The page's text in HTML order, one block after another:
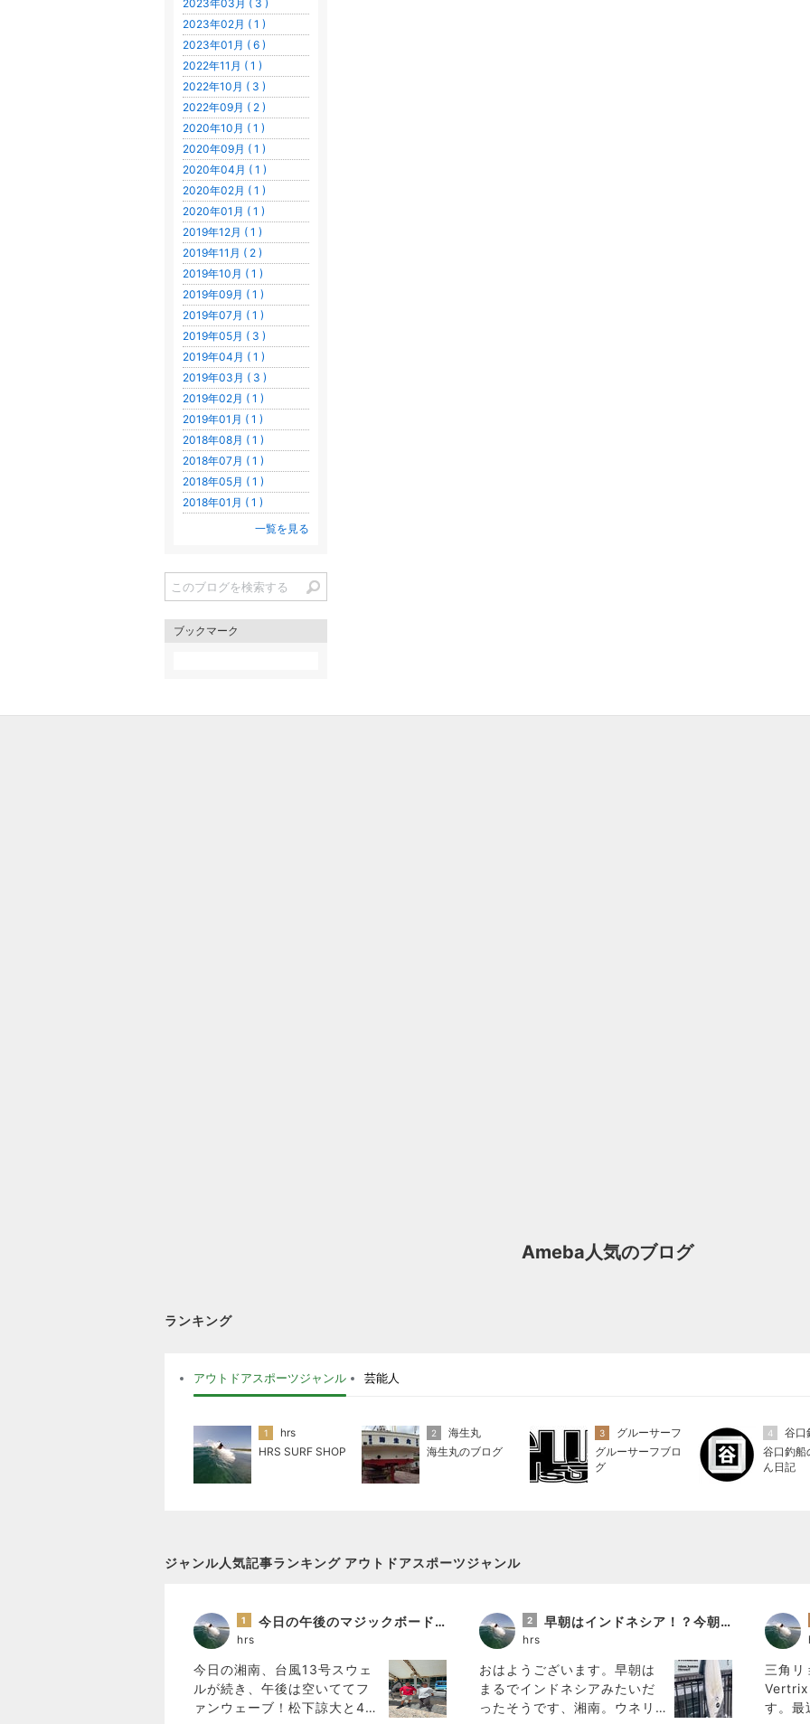
2023年03月 ( 3 )
2023年02月 ( 1 )
2023年01月 ( 6 )
2022年11月 ( 1 )
2022年10月 ( 3 )
2022年09月 ( 2 )
2020年10月 ( 1 )
2020年09月 ( 1 )
2020年04月 ( 1 )
2020年02月 ( 1 )
2020年01月 ( 1 )
2019年12月 ( 1 )
2019年11月 ( 2 )
2019年10月 ( 1 )
2019年09月 ( 1 )
2019年07月 ( 1 )
2019年05月 ( 3 )
2019年04月 ( 1 )
2019年03月 ( 3 )
2019年02月 ( 1 )
2019年01月 ( 1 )
2018年08月 ( 1 )
2018年07月 ( 1 )
2018年05月 ( 1 )
2018年01月 ( 1 )
一覧を見る
ブックマーク
Ameba人気のブログ
ランキング
アウトドアスポーツジャンル 芸能人
1
hrs
HRS SURF SHOP
2
海生丸
海生丸のブログ
3
グルーサーフ
グルーサーフブロ
グ
4
谷口釣船
ん日記
ジャンル人気記事ランキング アウトドアスポーツジャンル
1 今日の午後のマジックボードセッション！お客様のオーダーボード、SURGE、発送について
hrs
今日の湘南、台風13号スウェ
ルが続き、午後は空いててフ
ァンウェーブ！松下諒大と40
2 早朝はインドネシア！？今朝の湘南の波
hrs
おはようございます。早朝は
まるでインドネシアみたいだ
ったそうです、湘南。ウネリ
三角リ
す。最